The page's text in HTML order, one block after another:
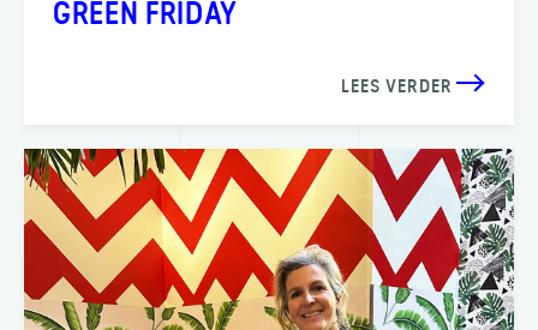
GREEN FRIDAY
LEES VERDER